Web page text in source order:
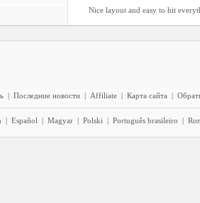
Nice layout and easy to hit
| Последние новости | Affiliate | Карта сайта |
| Español | Magyar | Polski | Português brasileiro |